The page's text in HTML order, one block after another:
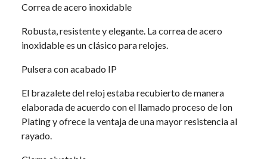
Correa de acero inoxidable
Robusta, resistente y elegante. La correa de acero
inoxidable es un clásico para relojes.
Pulsera con acabado IP
El brazalete del reloj estaba recubierto de manera
elaborada de acuerdo con el llamado proceso de Ion
Plating y ofrece la ventaja de una mayor resistencia al
rayado.